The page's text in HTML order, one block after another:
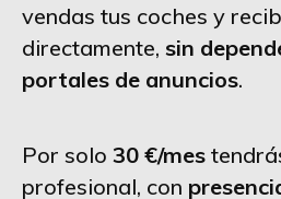
vendas tus coches y
directamente, sin
portales de anuncios.
Por solo 30 €/mes
profesional, con